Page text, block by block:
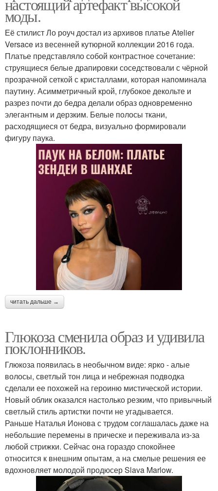
настоящий артефакт высокой
моды.
Её стилист Ло роуч достал из архивов платье Atelier
Versace из весенней кутюрной коллекции 2016 года.
Платье представляло собой контрастное сочетание:
струящиеся белые драпировки соседствовали с чёрной
прозрачной сеткой с кристаллами, которая напоминала
паутину. Асимметричный крой, глубокое декольте и
разрез почти до бедра делали образ одновременно
элегантным и дерзким. Белые полосы ткани,
расходящиеся от бедра, визуально формировали
фигуру паука.
читать дальше →
Глюкоза сменила образ и удивила
поклонников.
Глюкоза появилась в необычном виде: ярко - алые
волосы, светлый тон лица и небрежная подводка
сделали ее похожей на героиню мистической истории.
Новый облик оказался настолько резким, что привычный
светлый стиль артистки почти не угадывается.
Раньше Наталья Ионова с трудом соглашалась даже на
небольшие перемены в прическе и переживала из-за
любой стрижки. Сейчас она гораздо спокойнее
относится к внешним опытам, а на смелые решения ее
вдохновляет молодой продюсер Slava Marlow.